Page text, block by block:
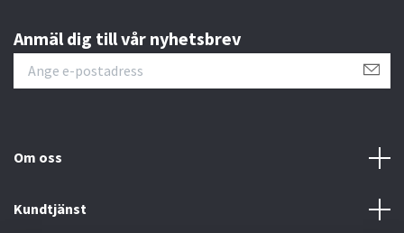
Anmäl dig till vår nyhetsbrev
Om oss
Kundtjänst